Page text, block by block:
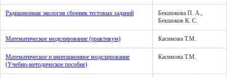
Радиационная экология сборник тестовых заданий
Бекшокова П. А.,
Бекшоков К. С.
Математическое моделирование (практикум) Касимова Т.М.
Математическое и имитационное моделирование
(Учебно-методическое пособие)
Касимова Т.М.